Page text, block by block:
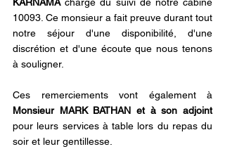
10093. Ce monsieur a fait preuve durant tout
notre séjour d'une disponibilité, d'une
discrétion et d'une écoute que nous tenons
à souligner.
Monsieur MARK BATHAN et à son adjoint
pour leurs services à table lors du repas du
soir et leur gentillesse.